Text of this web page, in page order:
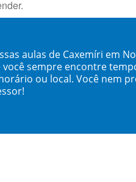
aulas de Caxemíri em
sempre encontre
ou local. Você nem